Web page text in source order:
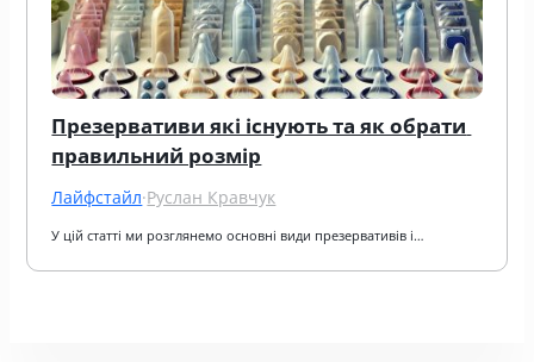
Презервативи які існують та як обрати
правильний розмір
Лайфстайл·Руслан Кравчук
У цій статті ми розглянемо основні види презервативів і…